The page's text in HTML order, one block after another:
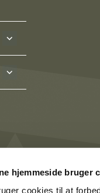
hjemmeside bruger
cookies til at